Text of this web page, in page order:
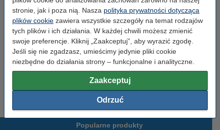
stronie, jak i poza nią. Nasza polityka prywatności dotycząca
plików cookie zawiera wszystkie szczegóły na temat rodzajów
tych plików i ich działania. W każdej chwili możesz zmienić
swoje preferencje. Kliknij „Zaakceptuj”, aby wyrazić zgodę.
Jeśli się nie zgadzasz, umieścimy jedynie pliki cookie
niezbędne do działania strony – funkcjonalne i analityczne.
Zaakceptuj
Odrzuć
Wskazówka: zamów papier
Papier ksero A4 80 g/m2 (2500 szt.), 123drukuj
(5 ryz)
110,00 zł
Porada
Radzimy Państwu zakupić ten toner (wersję 123drukuj) zamiast
Popularne produkty